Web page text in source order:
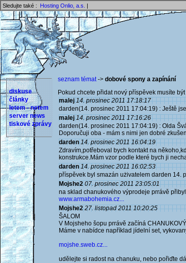
Sledujte také : Hosting Onlio, a.s. |
diskuse
články
letem - netem
server news
tiskové zprávy
seznam témat-> dobové spony a zapínání
Pokud chcete přidat nový příspěvek musíte
malej 14. prosinec 2011 17:18:17
darden(14. prosinec 2011 17:04:19) : Ještě
malej 14. prosinec 2011 17:16:26
darden(14. prosinec 2011 17:04:19) : Olda
Doporučuji oba - mám s nimi jen dobré
darden 14. prosinec 2011 16:04:19
Zdravím,potřeboval bych kontakt na
konstrukce.Mám vzor podle které bych ji
darden 14. prosinec 2011 16:02:53
příspěvek byl smazán użivatelem darden 14.
Mojshe2 07. prosinec 2011 23:05:01
na sklad chanukového výprodeje prrávě
www.armabohemia.cz...
Mojshe2 27. listopad 2011 10:20:25
ŠALOM
V Mojsheho šopu prrávě začíná
Máme v nabídce například jídelní set,
mojshe.sweb.cz...
udělejte si radost na chanuku, nebo pořiďte